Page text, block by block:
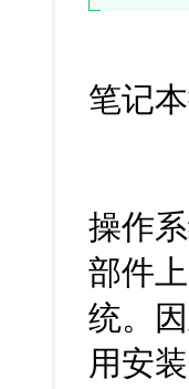
笔记
操作
部件
统。
用安